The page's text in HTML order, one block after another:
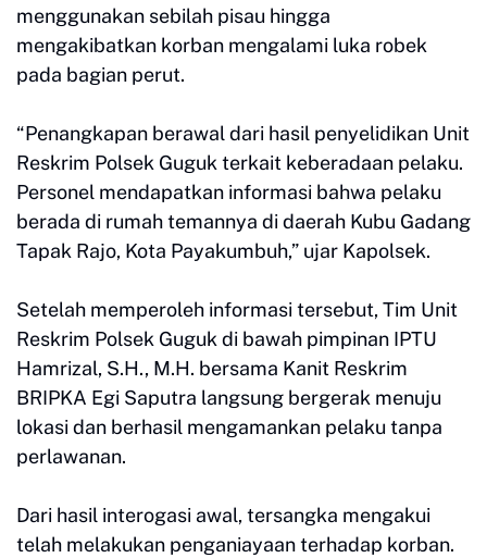
menggunakan sebilah pisau hingga
mengakibatkan korban mengalami luka robek
pada bagian perut.
“Penangkapan berawal dari hasil penyelidikan Unit
Reskrim Polsek Guguk terkait keberadaan pelaku.
Personel mendapatkan informasi bahwa pelaku
berada di rumah temannya di daerah Kubu Gadang
Tapak Rajo, Kota Payakumbuh,” ujar Kapolsek.
Setelah memperoleh informasi tersebut, Tim Unit
Reskrim Polsek Guguk di bawah pimpinan IPTU
Hamrizal, S.H., M.H. bersama Kanit Reskrim
BRIPKA Egi Saputra langsung bergerak menuju
lokasi dan berhasil mengamankan pelaku tanpa
perlawanan.
Dari hasil interogasi awal, tersangka mengakui
telah melakukan penganiayaan terhadap korban.